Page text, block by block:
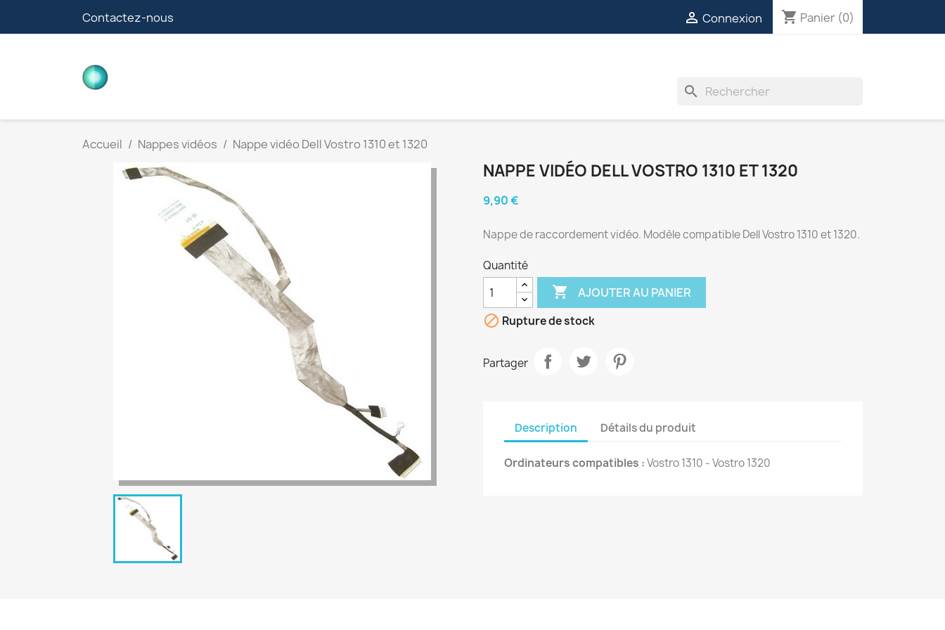
Contactez-nous  Connexion shopping_cart Panier (0)
search
Accueil Nappes vidéos Nappe vidéo Dell Vostro 1310 et 1320
NAPPE VIDÉO DELL VOSTRO 1310 ET 1320
9,90 €
Nappe de raccordement vidéo. Modèle compatible Dell Vostro 1310 et 1320.
Quantité
 AJOUTER AU PANIER
 Rupture de stock
Partager
Description Détails du produit
Ordinateurs compatibles :Vostro 1310 - Vostro 1320